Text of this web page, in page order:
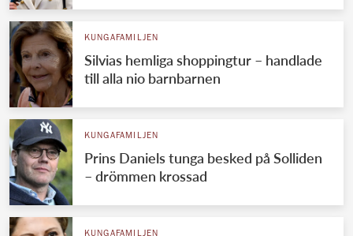
KUNGAFAMILJEN
Silvias hemliga shoppingtur – handlade
till alla nio barnbarnen
KUNGAFAMILJEN
Prins Daniels tunga besked på Solliden
– drömmen krossad
KUNGAFAMILJEN